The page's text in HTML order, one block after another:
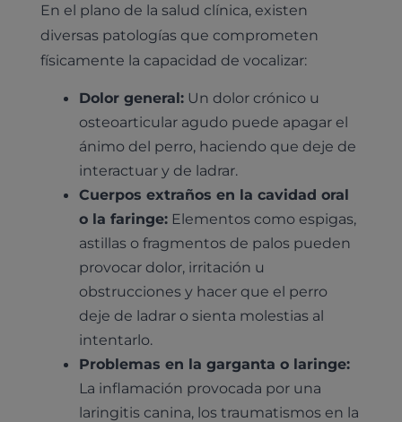
En el plano de la salud clínica, existen
diversas patologías que comprometen
físicamente la capacidad de vocalizar:
Dolor general: Un dolor crónico u
osteoarticular agudo puede apagar el
ánimo del perro, haciendo que deje de
interactuar y de ladrar.
Cuerpos extraños en la cavidad oral
o la faringe: Elementos como espigas,
astillas o fragmentos de palos pueden
provocar dolor, irritación u
obstrucciones y hacer que el perro
deje de ladrar o sienta molestias al
intentarlo.
Problemas en la garganta o laringe:
La inflamación provocada por una
laringitis canina, los traumatismos en la